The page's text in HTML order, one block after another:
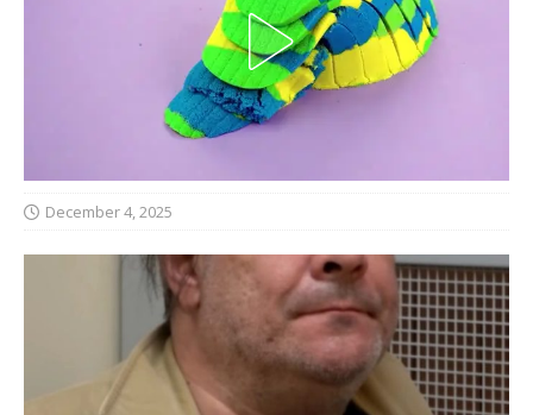
December 4, 2025